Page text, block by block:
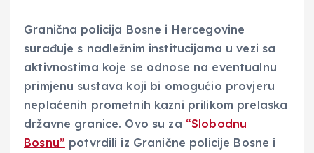
Granična policija Bosne i Hercegovine
surađuje s nadležnim institucijama u vezi sa
aktivnostima koje se odnose na eventualnu
primjenu sustava koji bi omogućio provjeru
neplaćenih prometnih kazni prilikom prelaska
državne granice. Ovo su za “Slobodnu
Bosnu” potvrdili iz Granične policije Bosne i